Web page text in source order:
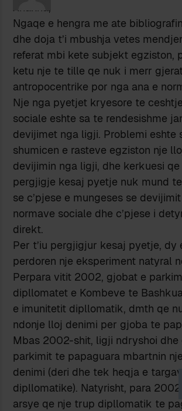
Xhaxha,
Ngaqe e hengra me ate
dhe doja t’i mbushja vetes
referat mbi kete subjekt egziston,
ketu nje te tille qe nuk i merr
antropocentrike por nga ana e
Nje nga pyetjet kryesore te
sociale eshte sa te rendesishme
devijimet nga ligji. Problemi eshte
shumicen e rasteve egziston nje
devijimin nga ligji, dhe kerkuesi
pergjigje kesaj pyetje nuk mund
se c’pjese e mungeses se
normave sociale dhe c’pjese i
direkt.
Per t’iu pergjigjur kesaj pyetje, dy
perdoren nje eksperiment natyral
Perpara vitit 2002, gjobat e
dipllomatet e Kombeve te
e imunitetit dipllomatik, dmth qe
ndonje lloj denimi per gjoba te
Mbas 2002-shit, ligji ndryshoi dhe
parkimit te papaguara mbartnin
denimi (deri dhe tek heqja e targave
dipllomatike). Natyrisht, para
arsye qe nje trup dipllomatik te